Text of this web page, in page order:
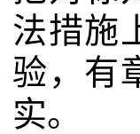
法措施
验，有
实。